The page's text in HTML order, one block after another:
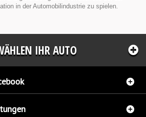
in der Automobilindustrie zu spielen.
IHR AUTO